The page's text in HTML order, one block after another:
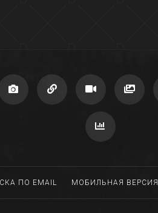
ПО EMAIL МОБИЛЬНАЯ ВЕРСИЯ